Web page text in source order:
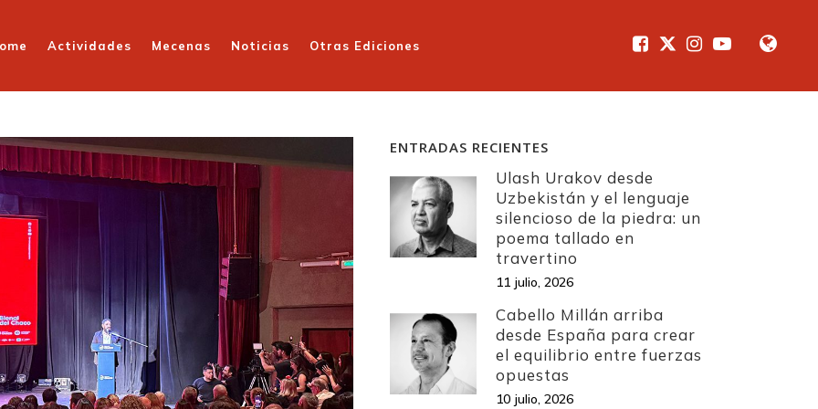
Actividades Mecenas Noticias Otras Ediciones
ENTRADAS RECIENTES
Ulash Urakov desde
Uzbekistán y el lenguaje
silencioso de la piedra: un
poema tallado en
travertino
11 julio, 2026
Cabello Millán arriba
desde España para crear
el equilibrio entre fuerzas
opuestas
10 julio, 2026